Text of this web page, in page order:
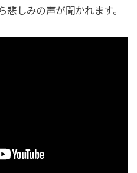
悲しみの声が聞かれます。